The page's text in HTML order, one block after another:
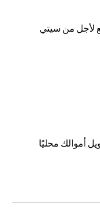
لأجل من سيتي
أموالك محليًا